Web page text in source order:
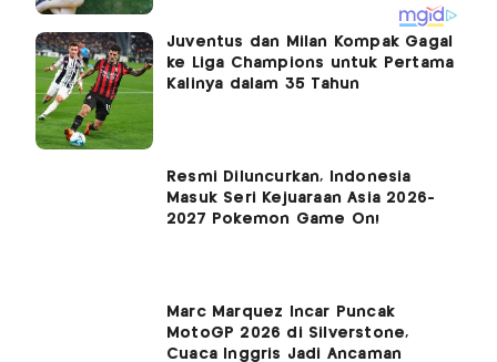
Juventus dan Milan Kompak Gagal
ke Liga Champions untuk Pertama
Kalinya dalam 35 Tahun
Resmi Diluncurkan, Indonesia
Masuk Seri Kejuaraan Asia 2026-
2027 Pokemon Game On!
Marc Marquez Incar Puncak
MotoGP 2026 di Silverstone,
Cuaca Inggris Jadi Ancaman